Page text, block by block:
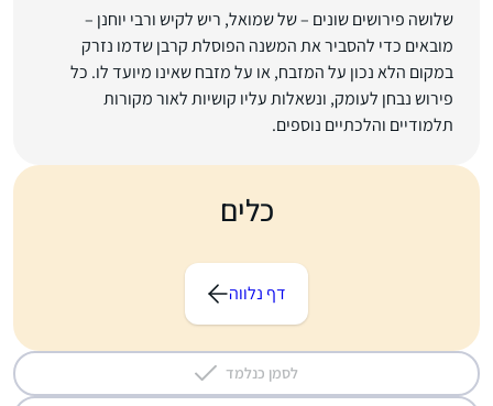
שלושה פירושים שונים – של שמואל, ריש לקיש ורבי יוחנן –
מובאים כדי להסביר את המשנה הפוסלת קרבן שדמו נזרק
במקום הלא נכון על המזבח, או על מזבח שאינו מיועד לו. כל
פירוש נבחן לעומק, ונשאלות עליו קושיות לאור מקורות
תלמודיים והלכתיים נוספים.
כלים
דף נלווה
לסמן כנלמד